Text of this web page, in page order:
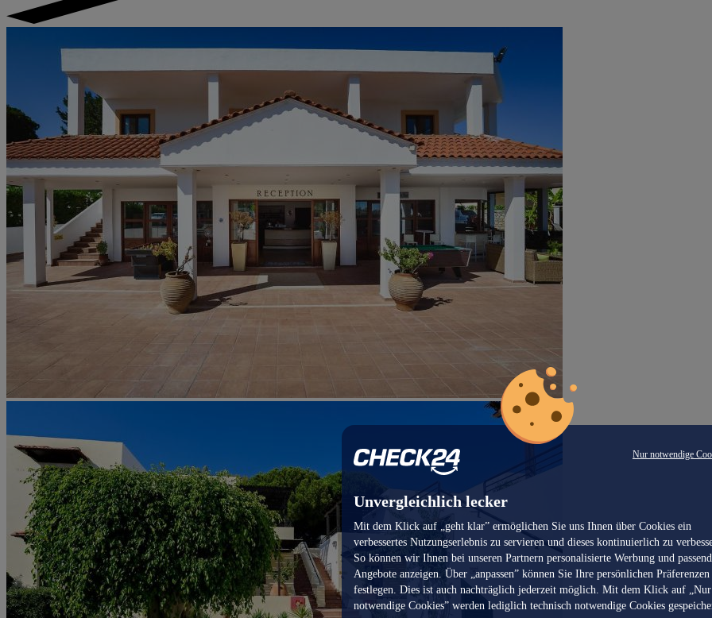
Nur notwendige
Unvergleichlich lecker
Mit dem Klick auf „geht klar” ermöglichen Sie uns Ihnen über Cookies ein
verbessertes Nutzungserlebnis zu servieren und dieses kontinuierlich zu
So können wir Ihnen bei unseren Partnern personalisierte Werbung und
Angebote anzeigen. Über „anpassen” können Sie Ihre persönlichen Präferenzen
festlegen. Dies ist auch nachträglich jederzeit möglich. Mit dem Klick auf „Nur
notwendige Cookies” werden lediglich technisch notwendige Cookies